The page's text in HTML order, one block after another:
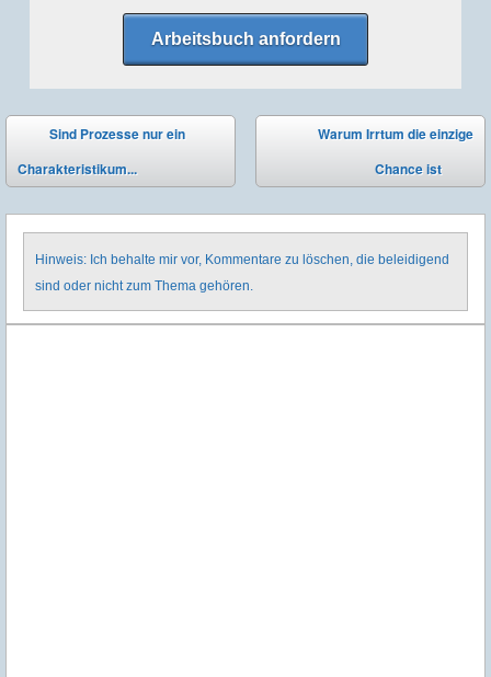
Arbeitsbuch anfordern
Post navigation
⬅
Sind Prozesse nur ein
Charakteristikum...
Warum Irrtum die einzige
Chance ist
Hinweis: Ich behalte mir vor, Kommentare zu löschen, die beleidigend
sind oder nicht zum Thema gehören.